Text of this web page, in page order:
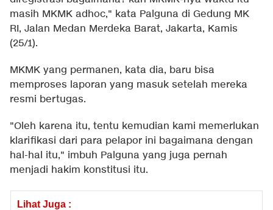
masih MKMK adhoc," kata Palguna di Gedung MK
RI, Jalan Medan Merdeka Barat, Jakarta, Kamis
(25/1).
MKMK yang permanen, kata dia, baru bisa
memproses laporan yang masuk setelah mereka
resmi bertugas.
"Oleh karena itu, tentu kemudian kami memerlukan
klarifikasi dari para pelapor ini bagaimana dengan
hal-hal itu," imbuh Palguna yang juga pernah
menjadi hakim konstitusi itu.
Lihat Juga :